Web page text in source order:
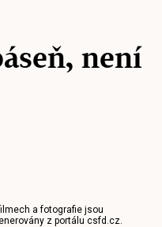
není
a fotografie jsou
z portálucsfd.cz.